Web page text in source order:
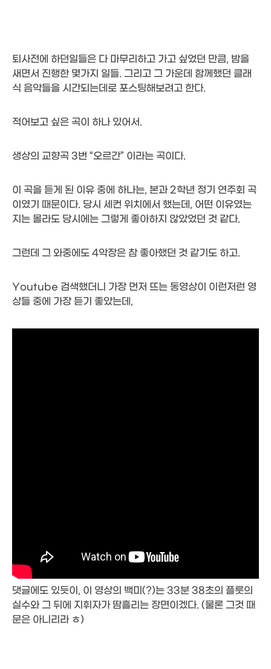
퇴사전에 하던일들은 다 마무리하고 가고 싶었던 만큼, 밤을
새면서 진행한 몇가지 일들. 그리고 그 가운데 함께했던 클래
식 음악들을 시간되는데로 포스팅해보려고 한다.
적어보고 싶은 곡이 하나 있어서.
생상의 교향곡 3번 “오르간” 이라는 곡이다.
이 곡을 듣게 된 이유 중에 하나는, 본과 2학년 정기 연주회 곡
이였기 때문이다. 당시 세컨 위치에서 했는데, 어떤 이유였는
지는 몰라도 당시에는 그렇게 좋아하지 않았었던 것 같다.
그런데 그 와중에도 4악장은 참 좋아했던 것 같기도 하고.
Youtube 검색했더니 가장 먼저 뜨는 동영상이 이런저런 영
상들 중에 가장 듣기 좋았는데,
댓글에도 있듯이, 이 영상의 백미(?)는 33분 38초의 플룻의
실수와 그 뒤에 지휘자가 땀흘리는 장면이겠다. (물론 그것 때
문은 아니리라 ㅎ)